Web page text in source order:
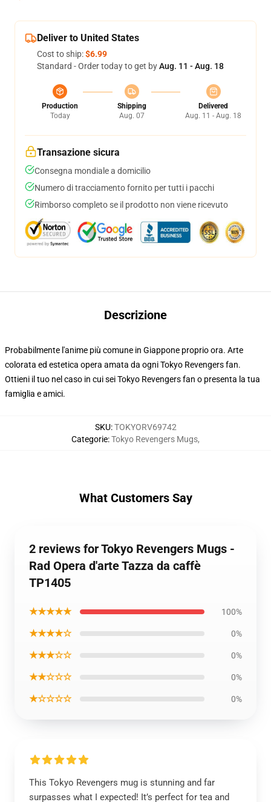
Deliver to United States
Cost to ship:$6.99
Standard - Order today to get byAug. 11 - Aug. 18
Production
Today
Shipping
Aug. 07
Delivered
Aug. 11 - Aug. 18
Transazione sicura
Consegna mondiale a domicilio
Numero di tracciamento fornito per tutti i pacchi
Rimborso completo se il prodotto non viene ricevuto
Descrizione
Probabilmente l'anime più comune in Giappone proprio ora. Arte
colorata ed estetica opera amata da ogni Tokyo Revengers fan.
Ottieni il tuo nel caso in cui sei Tokyo Revengers fan o presenta la tua
famiglia e amici.
SKU:TOKYORV69742
Categorie:Tokyo Revengers Mugs,
What Customers Say
2 reviews for Tokyo Revengers Mugs -
Rad Opera d'arte Tazza da caffè
TP1405
★★★★★ 100%
★★★★☆ 0%
★★★☆☆ 0%
★★☆☆☆ 0%
★☆☆☆☆ 0%
This Tokyo Revengers mug is stunning and far
surpasses what I expected! It’s perfect for tea and